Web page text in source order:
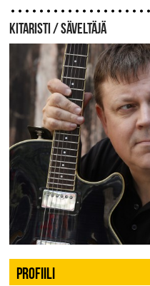
KITARISTI / SÄVELTÄJÄ
PROFIILI